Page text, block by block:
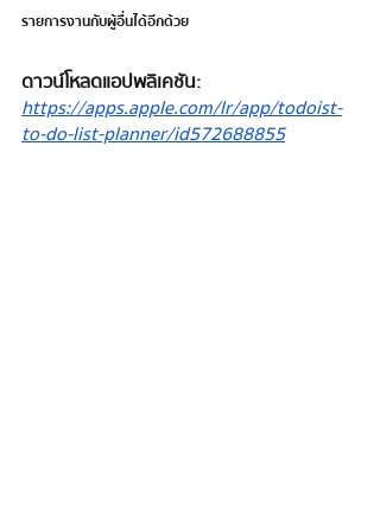
รายการงานกับผู้อื่นได้อีกด้วย
ดาวน์โหลดแอปพลิเคชัน:
https://apps.apple.com/lr/app/todoist-
to-do-list-planner/id572688855